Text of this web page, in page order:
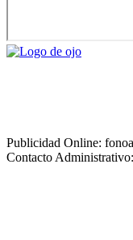
Publicidad Online:
Contacto